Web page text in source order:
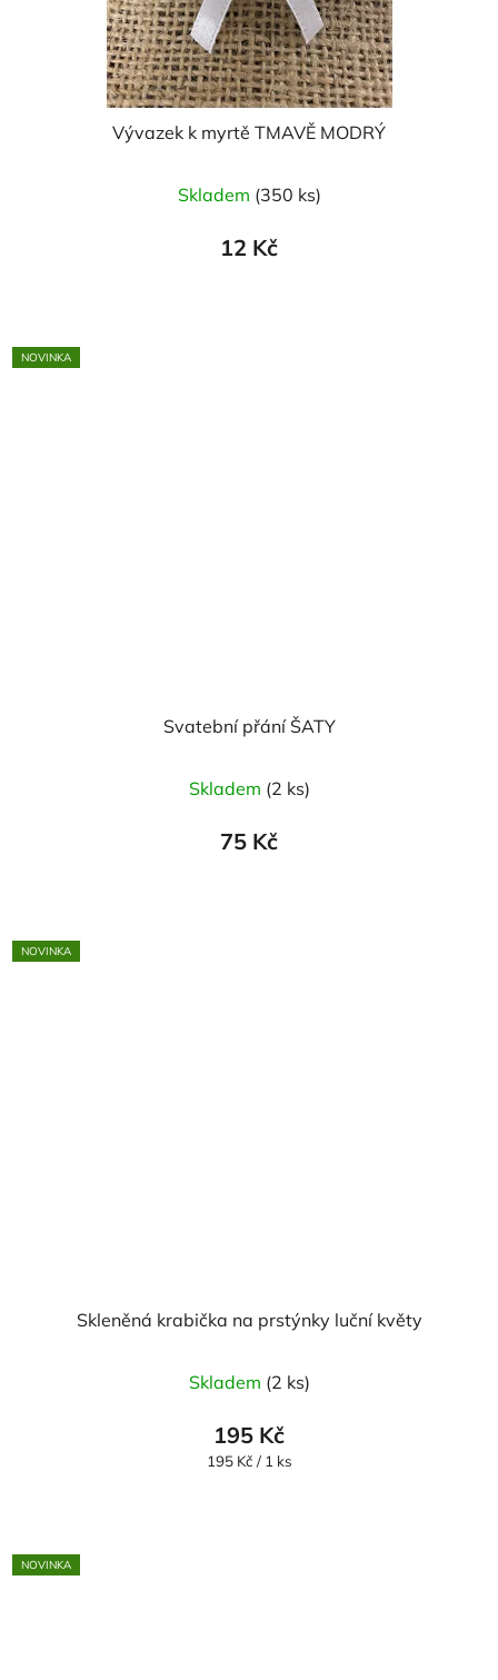
Vývazek k myrtě TMAVĚ MODRÝ
Skladem (350 ks)
12 Kč
NOVINKA
Svatební přání ŠATY
Skladem (2 ks)
75 Kč
NOVINKA
Skleněná krabička na prstýnky luční květy
Skladem (2 ks)
195 Kč
Měrná
195 Kč / 1 ks
NOVINKA